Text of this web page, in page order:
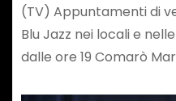
(TV) Appuntamenti di
Blu Jazz nei locali e
dalle ore 19 Comarò